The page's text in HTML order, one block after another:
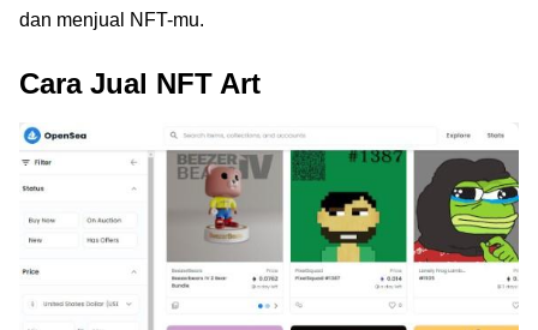
dan menjual NFT-mu.
Cara Jual NFT Art